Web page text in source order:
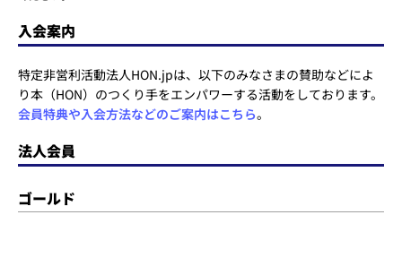
入会案内
特定非営利活動法人HON.jpは、以下のみなさまの賛助などによ
り本（HON）のつくり手をエンパワーする活動をしております。
会員特典や入会方法などのご案内はこちら。
法人会員
ゴールド